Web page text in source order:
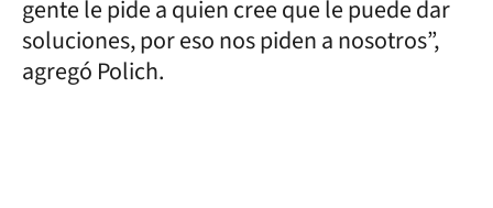
gente le pide a quien cree que le puede dar
soluciones, por eso nos piden a nosotros”,
agregó Polich.